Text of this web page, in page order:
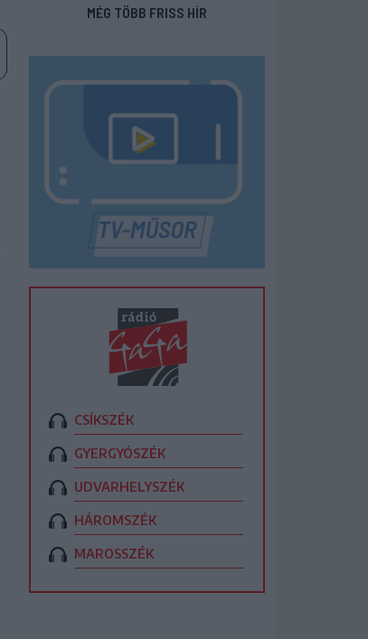
MÉG TÖBB FRISS HÍR
CSÍKSZÉK
GYERGYÓSZÉK
UDVARHELYSZÉK
HÁROMSZÉK
MAROSSZÉK